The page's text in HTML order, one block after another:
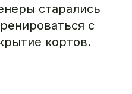
старались
с
кортов.